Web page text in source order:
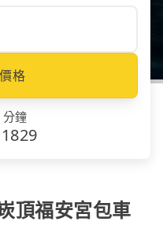
格
鐘
1829
頂福安宮包車